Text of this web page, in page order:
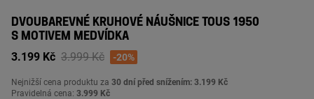
DVOUBAREVNÉ KRUHOVÉ NÁUŠNICE TOUS 1950
S MOTIVEM MEDVÍDKA
3.199 Kč Price reduced from
3.999 Kčto-20%
Nejnižší cena produktu za 30 dní před snížením: 3.199 Kč
Pravidelná cena: 3.999 Kč